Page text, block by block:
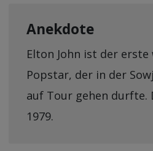
Anekdote
Elton John ist der erste
Popstar, der in der
auf Tour gehen durfte.
1979.